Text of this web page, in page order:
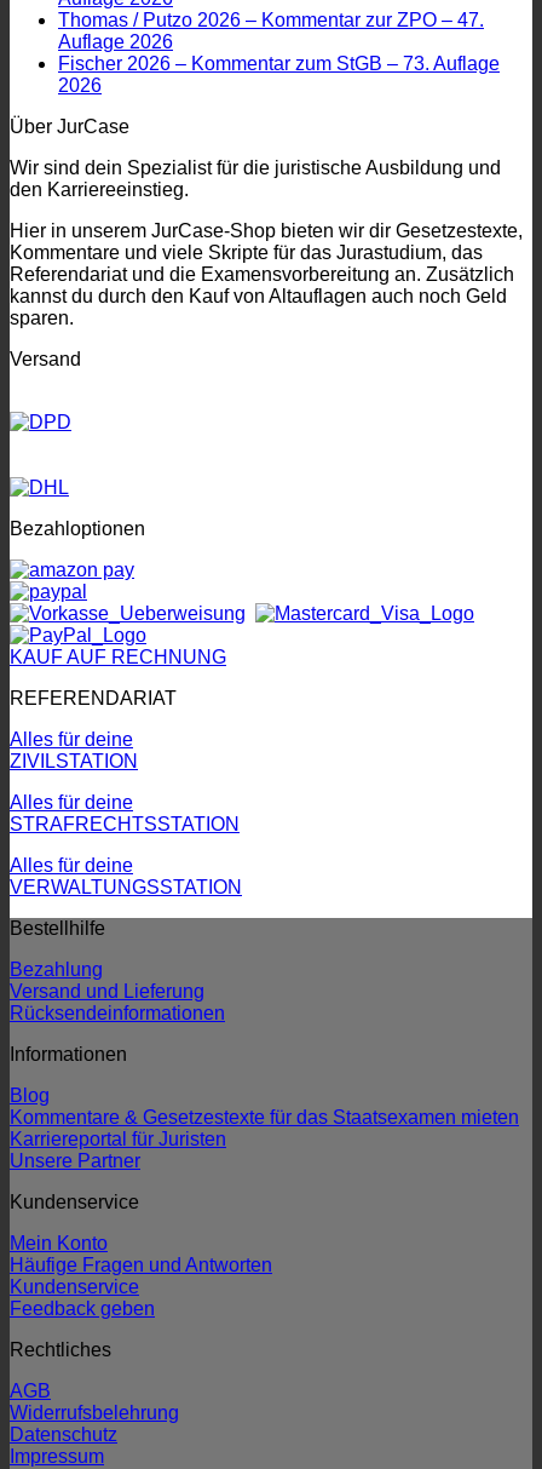
Thomas / Putzo 2026 – Kommentar zur ZPO – 47.
Auflage 2026
Fischer 2026 – Kommentar zum StGB – 73. Auflage
2026
Über JurCase
Wir sind dein Spezialist für die juristische Ausbildung und
den Karriereeinstieg.
Hier in unserem JurCase-Shop bieten wir dir Gesetzestexte,
Kommentare und viele Skripte für das Jurastudium, das
Referendariat und die Examensvorbereitung an. Zusätzlich
kannst du durch den Kauf von Altauflagen auch noch Geld
sparen.
Versand
Bezahloptionen
KAUF AUF RECHNUNG
REFERENDARIAT
Alles für deine
ZIVILSTATION
Alles für deine
STRAFRECHTSSTATION
Alles für deine
VERWALTUNGSSTATION
Bestellhilfe
Bezahlung
Versand und Lieferung
Rücksendeinformationen
Informationen
Blog
Kommentare & Gesetzestexte für das Staatsexamen mieten
Karriereportal für Juristen
Unsere Partner
Kundenservice
Mein Konto
Häufige Fragen und Antworten
Kundenservice
Feedback geben
Rechtliches
AGB
Widerrufsbelehrung
Datenschutz
Impressum